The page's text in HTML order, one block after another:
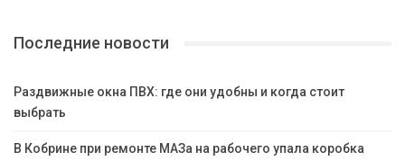
Последние новости
Раздвижные окна ПВХ: где они удобны и когда стоит
выбрать
В Кобрине при ремонте МАЗа на рабочего упала коробка